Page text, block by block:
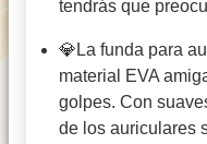
tendrás que
💎La funda para
material EVA
golpes. Con
de los auriculares